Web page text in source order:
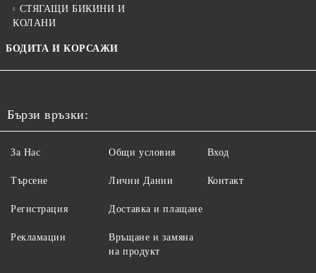
СТЯГАЩИ БИКИНИ И
КОЛАНИ
БОДИТА И КОРСАЖИ
Бързи връзки:
За Нас
Търсене
Регистрация
Рекламации
Общи условия
Лични Данни
Доставка и плащане
Връщане и замяна
на продукт
Вход
Контакт